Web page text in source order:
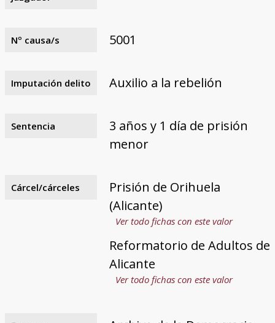
Nº causa/s 5001
Imputación delito Auxilio a la rebelión
Sentencia
3 años y 1 día de prisión
menor
Cárcel/cárceles
Prisión de Orihuela
(Alicante)
Ver todo fichas con este valor
Reformatorio de Adultos de
Alicante
Ver todo fichas con este valor